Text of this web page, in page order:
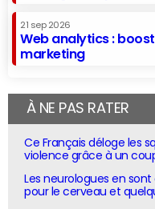
21 sep 2026
Web analytics :
marketing
À NE PAS RATER
Ce Français déloge les
violence grâce à un
Les neurologues en
pour le cerveau et